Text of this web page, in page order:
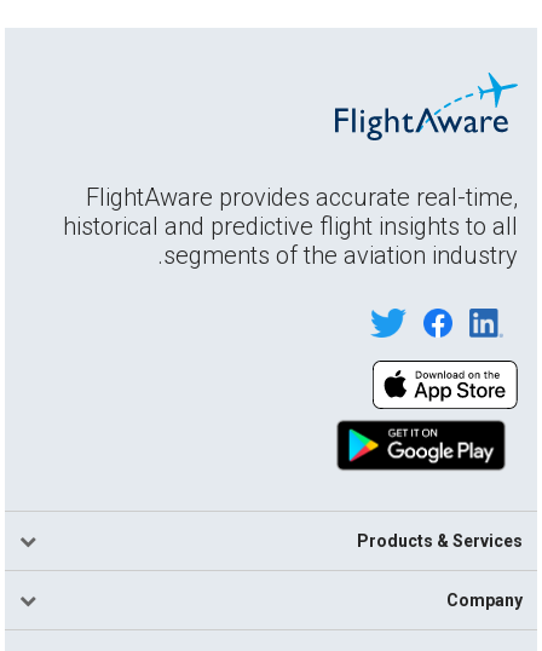
FlightAware provides accurate real-time,
historical and predictive flight insights to all
segments of the aviation industry.
Products & Services
Company